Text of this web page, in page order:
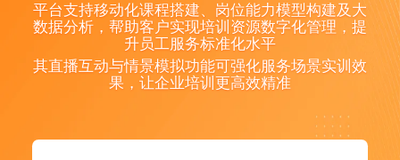
平台支持移动化课程搭建、岗位能力模型构建及大
数据分析，帮助客户实现培训资源数字化管理，提
升员工服务标准化水平
其直播互动与情景模拟功能可强化服务场景实训效
果，让企业培训更高效精准